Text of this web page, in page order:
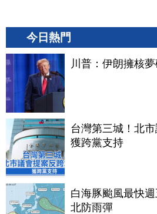
今日熱門
川普：伊朗擁核
台灣第三城！北
獲跨黨支持
白海豚颱風最快
北防雨彈